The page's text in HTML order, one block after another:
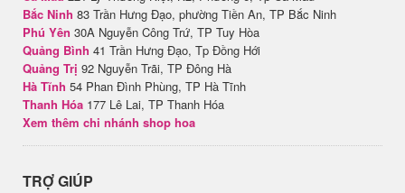
Bắc Ninh 83 Trần Hưng Đạo, phường Tiền An, TP Bắc Ninh
Phú Yên 30A Nguyễn Công Trứ, TP Tuy Hòa
Quảng Bình 41 Trần Hưng Đạo, Tp Đồng Hới
Quảng Trị 92 Nguyễn Trãi, TP Đông Hà
Hà Tĩnh 54 Phan Đình Phùng, TP Hà Tĩnh
Thanh Hóa 177 Lê Lai, TP Thanh Hóa
Xem thêm chi nhánh shop hoa
TRỢ GIÚP